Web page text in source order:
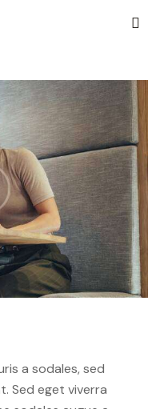
a sodales, sed
Sed eget viverra